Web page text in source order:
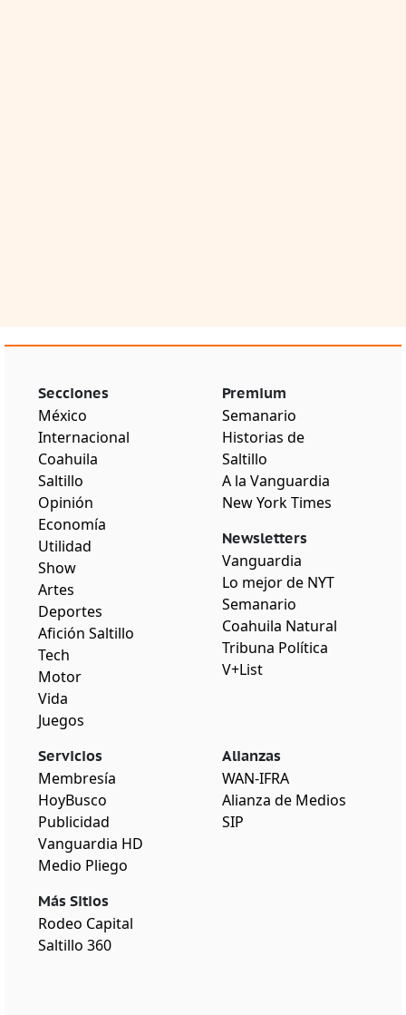
Secciones
México
Internacional
Coahuila
Saltillo
Opinión
Economía
Utilidad
Show
Artes
Deportes
Afición Saltillo
Tech
Motor
Vida
Juegos
Premium
Semanario
Historias de
Saltillo
A la Vanguardia
New York Times
Newsletters
Vanguardia
Lo mejor de NYT
Semanario
Coahuila Natural
Tribuna Política
V+List
Servicios
Membresía
HoyBusco
Publicidad
Vanguardia HD
Medio Pliego
Más Sitios
Rodeo Capital
Saltillo 360
Alianzas
WAN-IFRA
Alianza de Medios
SIP